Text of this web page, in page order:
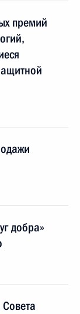
премий
добра»